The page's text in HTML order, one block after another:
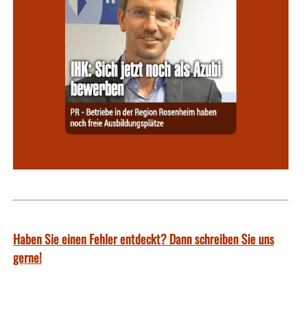
Haben Sie einen Fehler entdeckt? Dann schreiben Sie uns
gerne!